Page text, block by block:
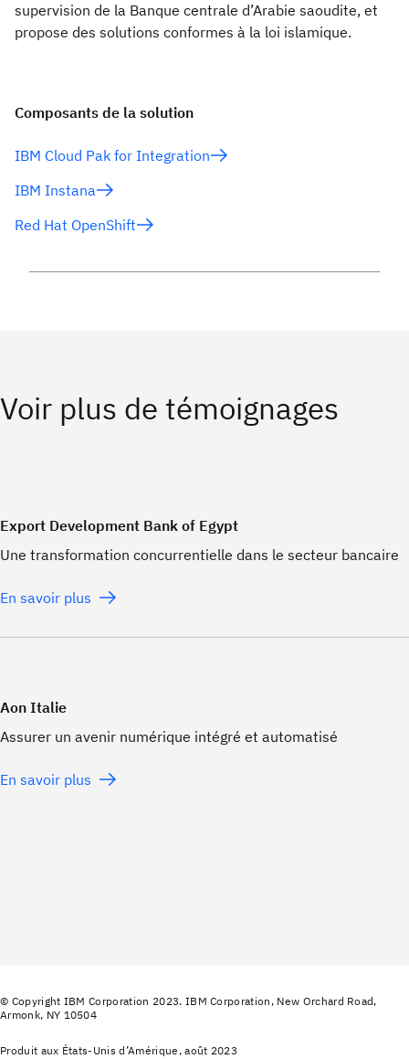
supervision de la Banque centrale d’Arabie saoudite, et
propose des solutions conformes à la loi islamique.
Composants de la solution
IBM Cloud Pak for Integration
IBM Instana
Red Hat OpenShift
Voir plus de témoignages
Export Development Bank of Egypt
Une transformation concurrentielle dans le secteur bancaire
En savoir plus
Aon Italie
Assurer un avenir numérique intégré et automatisé
En savoir plus
© Copyright IBM Corporation 2023. IBM Corporation, New Orchard Road,
Armonk, NY 10504
Produit aux États-Unis d’Amérique, août 2023